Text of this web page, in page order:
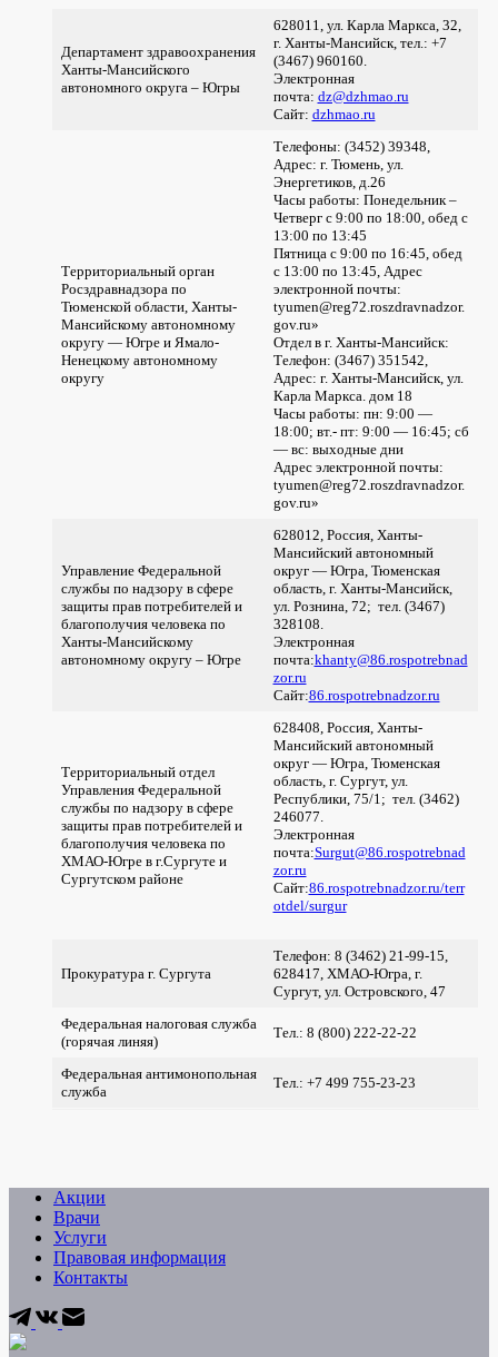
Департамент здравоохранения
Ханты-Мансийского
автономного округа – Югры
628011, ул. Карла Маркса, 32,
г. Ханты-Мансийск, тел.: +7
(3467) 960160.
Электронная
почта: dz@dzhmao.ru
Сайт: dzhmao.ru
Территориальный орган
Росздравнадзора по
Тюменской области, Ханты-
Мансийскому автономному
округу — Югре и Ямало-
Ненецкому автономному
округу
Телефоны: (3452) 39348,
Адрес: г. Тюмень, ул.
Энергетиков, д.26
Часы работы: Понедельник –
Четверг с 9:00 по 18:00, обед с
13:00 по 13:45
Пятница с 9:00 по 16:45, обед
с 13:00 по 13:45, Адрес
электронной почты:
tyumen@reg72.roszdravnadzor.
gov.ru»
Отдел в г. Ханты-Мансийск:
Телефон: (3467) 351542,
Адрес: г. Ханты-Мансийск, ул.
Карла Маркса. дом 18
Часы работы: пн: 9:00 —
18:00; вт.- пт: 9:00 — 16:45; сб
— вс: выходные дни
Адрес электронной почты:
tyumen@reg72.roszdravnadzor.
gov.ru»
Управление Федеральной
службы по надзору в сфере
защиты прав потребителей и
благополучия человека по
Ханты-Мансийскому
автономному округу – Югре
628012, Россия, Ханты-
Мансийский автономный
округ — Югра, Тюменская
область, г. Ханты-Мансийск,
ул. Рознина, 72; тел. (3467)
328108.
Электронная
почта:khanty@86.rospotrebnad
zor.ru
Сайт:86.rospotrebnadzor.ru
Территориальный отдел
Управления Федеральной
службы по надзору в сфере
защиты прав потребителей и
благополучия человека по
ХМАО-Югре в г.Сургуте и
Сургутском районе
628408, Россия, Ханты-
Мансийский автономный
округ — Югра, Тюменская
область, г. Сургут, ул.
Республики, 75/1; тел. (3462)
246077.
Электронная
почта:Surgut@86.rospotrebnad
zor.ru
Сайт:86.rospotrebnadzor.ru/terr
otdel/surgur
Прокуратура г. Сургута
Телефон: 8 (3462) 21-99-15,
628417, ХМАО-Югра, г.
Сургут, ул. Островского, 47
Федеральная налоговая служба
(горячая линяя)
Тел.: 8 (800) 222-22-22
Федеральная антимонопольная
служба
Тел.: +7 499 755-23-23
Акции
Врачи
Услуги
Правовая информация
Контакты